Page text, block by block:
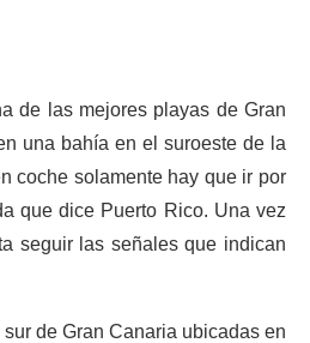
de las mejores playas de Gran
una bahía en el suroeste de la
coche solamente hay que ir por
que dice Puerto Rico. Una vez
seguir las señales que indican
de Gran Canaria ubicadas en